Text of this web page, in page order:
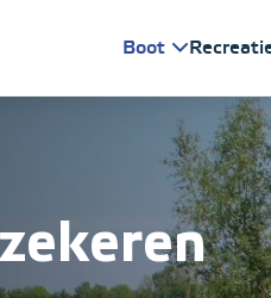
Boot